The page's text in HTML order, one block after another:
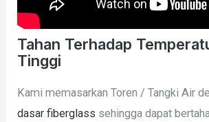
Tahan Terhadap
Tinggi
Kami memasarkan Toren / Tangki Air
dasar fiberglass sehingga dapat